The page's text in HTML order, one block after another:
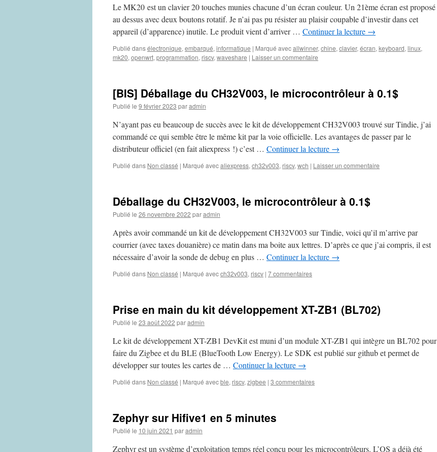
Le MK20 est un clavier 20 touches munies chacune d’un écran couleur. Un 21ème écran est proposé
au dessus avec deux boutons rotatif. Je n’ai pas pu résister au plaisir coupable d’investir dans cet
appareil (d’apparence) inutile. Le produit vient d’arriver … Continuer la lecture →
Publié dansélectronique, embarqué, informatique | Marqué avecallwinner, chine, clavier, écran, keyboard, linux,
mk20, openwrt, programmation, riscv, waveshare | Laisser un commentaire
[BIS] Déballage du CH32V003, le microcontrôleur à 0.1$
Publié le 9 février 2023 paradmin
N’ayant pas eu beaucoup de succès avec le kit de développement CH32V003 trouvé sur Tindie, j’ai
commandé ce qui semble être le même kit par la voie officielle. Les avantages de passer par le
distributeur officiel (en fait aliexpress !) c’est … Continuer la lecture →
Publié dans Non classé | Marqué avecaliexpress, ch32v003, riscv, wch | Laisser un commentaire
Déballage du CH32V003, le microcontrôleur à 0.1$
Publié le 26 novembre 2022 paradmin
Après avoir commandé un kit de développement CH32V003 sur Tindie, voici qu’il m’arrive par
courrier (avec taxes douanière) ce matin dans ma boite aux lettres. D’après ce que j’ai compris, il est
nécessaire d’avoir la sonde de debug en plus … Continuer la lecture →
Publié dans Non classé | Marqué avecch32v003, riscv | 7 commentaires
Prise en main du kit développement XT-ZB1 (BL702)
Publié le 23 août 2022 paradmin
Le kit de développement XT-ZB1 DevKit est muni d’un module XT-ZB1 qui intègre un BL702 pour
faire du Zigbee et du BLE (BlueTooth Low Energy). Le SDK est publié sur github et permet de
développer sur toutes les cartes de … Continuer la lecture →
Publié dans Non classé | Marqué avecble, riscv, zigbee | 3 commentaires
Zephyr sur Hifive1 en 5 minutes
Publié le 10 juin 2021 paradmin
Zephyr est un système d’exploitation temps réel conçu pour les microcontrôleurs. L’OS a déjà été